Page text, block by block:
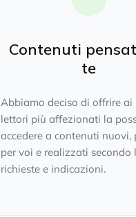
Contenuti
te
Abbiamo deciso di offrire ai
lettori più affezionati la
accedere a contenuti nuovi,
per voi e realizzati secondo
richieste e indicazioni.